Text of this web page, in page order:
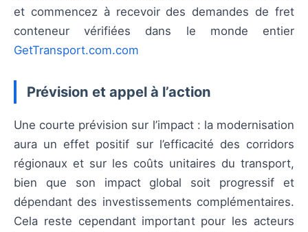
et commencez à recevoir des demandes de fret
conteneur vérifiées dans le monde entier
GetTransport.com.com
Prévision et appel à l’action
Une courte prévision sur l’impact : la modernisation
aura un effet positif sur l’efficacité des corridors
régionaux et sur les coûts unitaires du transport,
bien que son impact global soit progressif et
dépendant des investissements complémentaires.
Cela reste cependant important pour les acteurs